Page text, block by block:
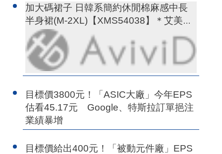
加大碼裙子 日韓系簡約休閒棉麻感中長
半身裙(M-2XL)【XMS54038】＊艾美時
尚(現+預)
目標價3800元！「ASIC大廠」今年EPS
估看45.17元 Google、特斯拉訂單挹注
業績暴增
目標價給出400元！「被動元件廠」EPS